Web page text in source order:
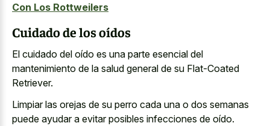
Con Los Rottweilers
Cuidado de los oídos
El cuidado del oído es una parte esencial del
mantenimiento de la salud general de su Flat-Coated
Retriever.
Limpiar las orejas de su perro cada una o dos semanas
puede ayudar a evitar posibles infecciones de oído.